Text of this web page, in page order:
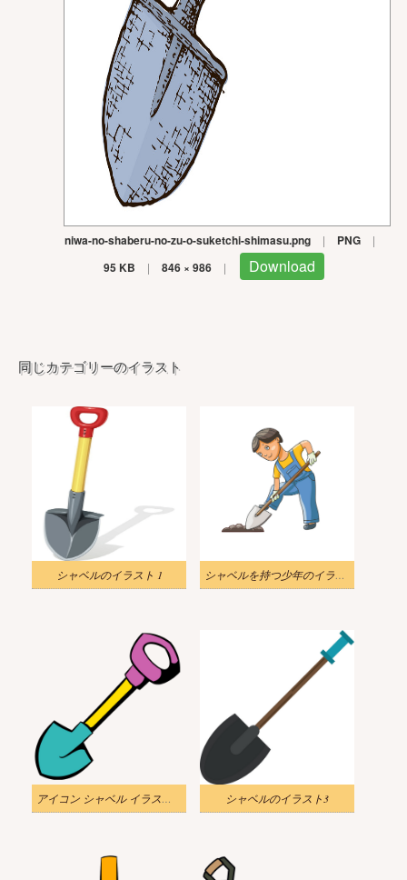
niwa-no-shaberu-no-zu-o-suketchi-shimasu.png | PNG |
95 KB | 846 × 986 | Download
同じカテゴリーのイラスト
シャベルのイラスト 1 シャベルを持つ少年のイラスト
アイコン シャベル イラスト 透明3 シャベルのイラスト3